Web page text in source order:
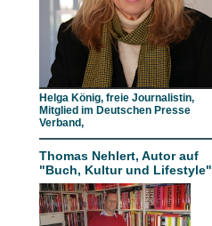
Helga König, freie Journalistin,
Mitglied im Deutschen Presse
Verband,
Thomas Nehlert, Autor auf
"Buch, Kultur und Lifestyle"